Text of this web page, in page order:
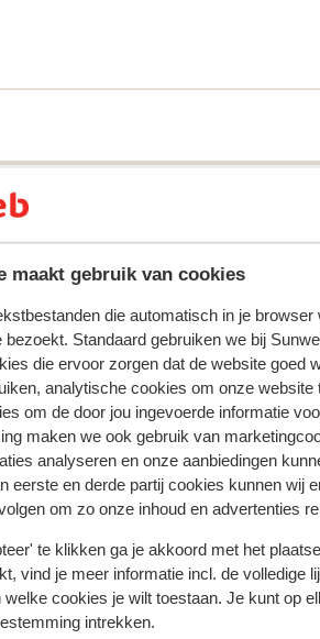
maakt gebruik van cookies
die automatisch in je browser
bezoekt. Standaard gebruiken we bij
die ervoor zorgen dat de website goed
analytische cookies om onze website
om de door jou ingevoerde informatie
maken we ook gebruik van
analyseren en onze aanbiedingen
eerste en derde partij cookies kunnen wij
om zo onze inhoud en advertenties
te klikken ga je akkoord met het
vind je meer informatie incl. de volledige
welke cookies je wilt toestaan. Je kunt op
intrekken.
met ons product eerlijk weergeven.
Meest
Fantastisch
Heel fijn en proper hotel. Het eten
Heel fijn en proper hotel. Het eten